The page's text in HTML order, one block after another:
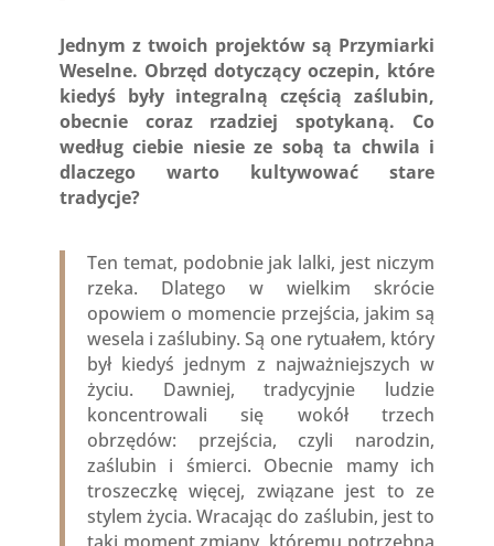
Jednym z twoich projektów są Przymiarki
Weselne. Obrzęd dotyczący oczepin, które
kiedyś były integralną częścią zaślubin,
obecnie coraz rzadziej spotykaną. Co
według ciebie niesie ze sobą ta chwila i
dlaczego warto kultywować stare
tradycje?
Ten temat, podobnie jak lalki, jest niczym
rzeka. Dlatego w wielkim skrócie
opowiem o momencie przejścia, jakim są
wesela i zaślubiny. Są one rytuałem, który
był kiedyś jednym z najważniejszych w
życiu. Dawniej, tradycyjnie ludzie
koncentrowali się wokół trzech
obrzędów: przejścia, czyli narodzin,
zaślubin i śmierci. Obecnie mamy ich
troszeczkę więcej, związane jest to ze
stylem życia. Wracając do zaślubin, jest to